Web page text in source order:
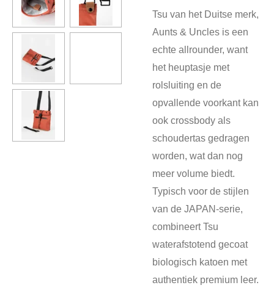
Tsu van het Duitse merk,
Aunts & Uncles is een
echte allrounder, want
het heuptasje met
rolsluiting en de
opvallende voorkant kan
ook crossbody als
schoudertas gedragen
worden, wat dan nog
meer volume biedt.
Typisch voor de stijlen
van de JAPAN-serie,
combineert Tsu
waterafstotend gecoat
biologisch katoen met
authentiek premium leer.